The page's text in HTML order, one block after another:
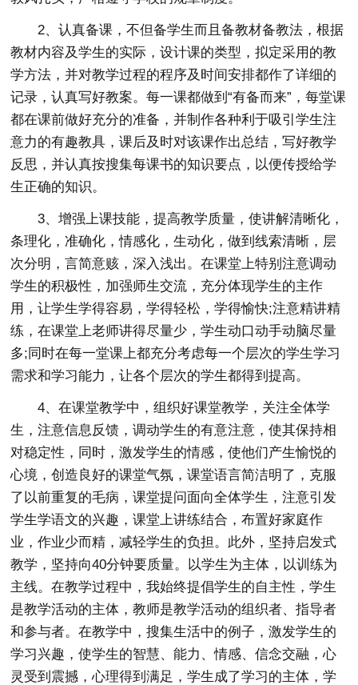
2、认真备课，不但备学生而且备教材备教法，根据
教材内容及学生的实际，设计课的类型，拟定采用的教
学方法，并对教学过程的程序及时间安排都作了详细的
记录，认真写好教案。每一课都做到“有备而来”，每堂课
都在课前做好充分的准备，并制作各种利于吸引学生注
意力的有趣教具，课后及时对该课作出总结，写好教学
反思，并认真按搜集每课书的知识要点，以便传授给学
生正确的知识。
3、增强上课技能，提高教学质量，使讲解清晰化，
条理化，准确化，情感化，生动化，做到线索清晰，层
次分明，言简意赅，深入浅出。在课堂上特别注意调动
学生的积极性，加强师生交流，充分体现学生的主作
用，让学生学得容易，学得轻松，学得愉快;注意精讲精
练，在课堂上老师讲得尽量少，学生动口动手动脑尽量
多;同时在每一堂课上都充分考虑每一个层次的学生学习
需求和学习能力，让各个层次的学生都得到提高。
4、在课堂教学中，组织好课堂教学，关注全体学
生，注意信息反馈，调动学生的有意注意，使其保持相
对稳定性，同时，激发学生的情感，使他们产生愉悦的
心境，创造良好的课堂气氛，课堂语言简洁明了，克服
了以前重复的毛病，课堂提问面向全体学生，注意引发
学生学语文的兴趣，课堂上讲练结合，布置好家庭作
业，作业少而精，减轻学生的负担。此外，坚持启发式
教学，坚持向40分钟要质量。以学生为主体，以训练为
主线。在教学过程中，我始终提倡学生的自主性，学生
是教学活动的主体，教师是教学活动的组织者、指导者
和参与者。在教学中，搜集生活中的例子，激发学生的
学习兴趣，使学生的智慧、能力、情感、信念交融，心
灵受到震撼，心理得到满足，学生成了学习的主体，学